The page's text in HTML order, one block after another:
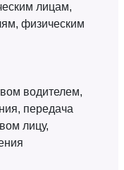
лицам,
физическим
водителем,
передача
лицу,